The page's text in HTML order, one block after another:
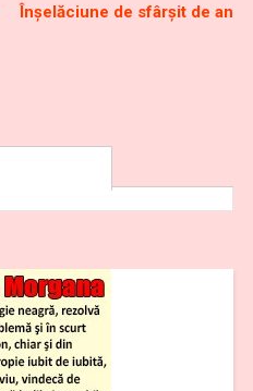
Înșelăciune de sfârșit de an